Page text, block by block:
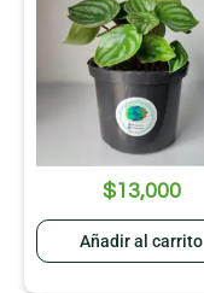
$13,000
Añadir al carrito